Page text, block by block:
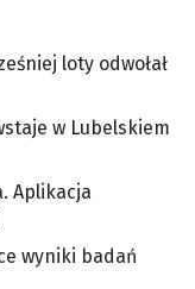
loty odwołał
w Lubelskiem
Aplikacja
wyniki badań